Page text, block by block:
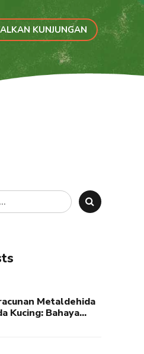
KUNJUNGAN
Metaldehida
Kucing: Bahaya